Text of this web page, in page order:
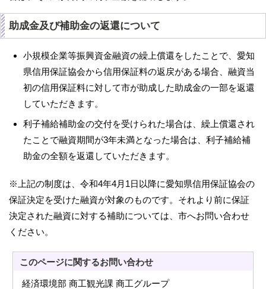
助成金及び補助金の返還について
小規模企業等振興資金融資の繰上償還をしたことで、愛知
県信用保証協会から信用保証料の返戻がある場合、融資当
初の信用保証料に対して市が助成した助成金の一部を返還
していただきます。
利子補給補助金の交付を受けられた場合は、繰上償還され
たことで融資期間が3年未満となった場合は、利子補給補
助金の全額を返還していただきます。
※上記の制度は、令和4年4月1日以降に愛知県信用保証協会の
保証決定を受けた融資が対象のものです。それより前に保証
決定された融資に対する補助については、市へお問い合わせ
ください。
このページに関するお問い合わせ
経済環境部 商工観光課 商工グループ